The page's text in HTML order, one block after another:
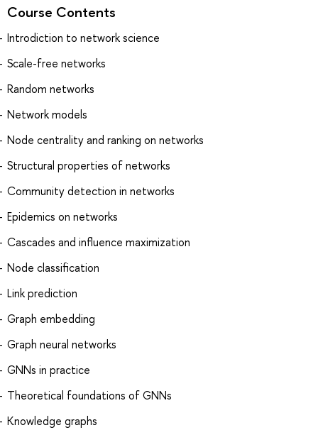
Course Contents
Introdiction to network science
Scale-free networks
Random networks
Network models
Node centrality and ranking on networks
Structural properties of networks
Community detection in networks
Epidemics on networks
Cascades and influence maximization
Node classification
Link prediction
Graph embedding
Graph neural networks
GNNs in practice
Theoretical foundations of GNNs
Knowledge graphs